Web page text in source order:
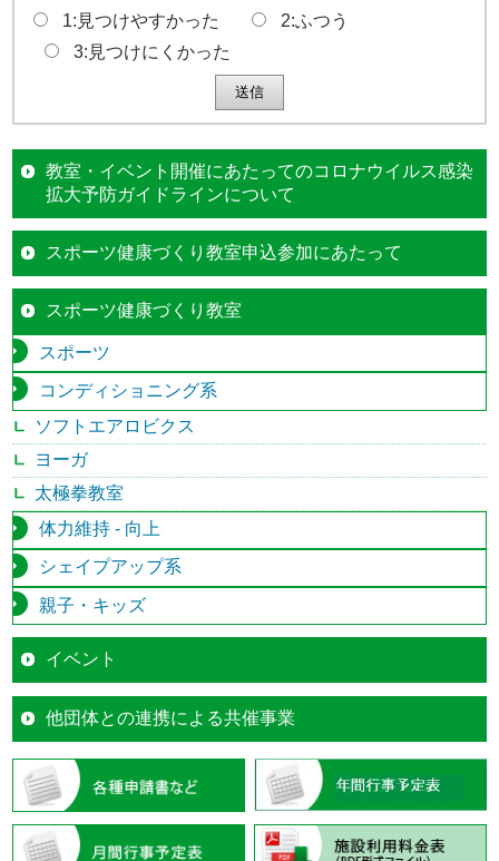
1:見つけやすかった
2:ふつう
3:見つけにくかった
教室・イベント開催にあたってのコロナウイルス感染
拡大予防ガイドラインについて
スポーツ健康づくり教室申込参加にあたって
スポーツ健康づくり教室
スポーツ
コンディショニング系
ソフトエアロビクス
ヨーガ
太極拳教室
体力維持 - 向上
シェイプアップ系
親子・キッズ
イベント
他団体との連携による共催事業